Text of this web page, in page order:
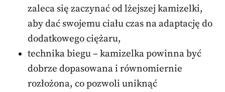
zaleca się zaczynać od lżejszej kamizelki,
aby dać swojemu ciału czas na adaptację do
dodatkowego ciężaru,
technika biegu – kamizelka powinna być
dobrze dopasowana i równomiernie
rozłożona, co pozwoli uniknąć